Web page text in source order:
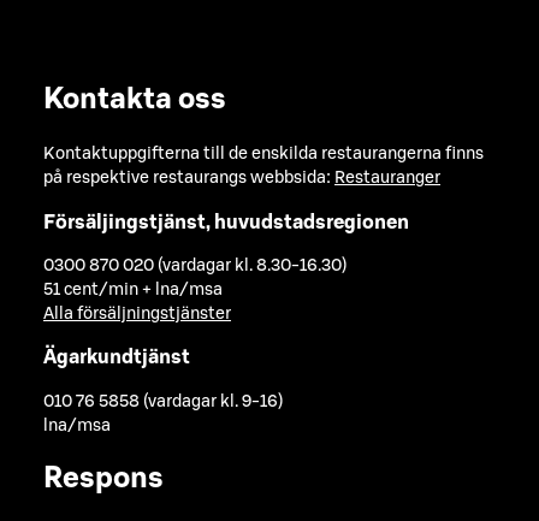
Kontakta oss
Kontaktuppgifterna till de enskilda restaurangerna finns
på respektive restaurangs webbsida: Restauranger
Försäljingstjänst, huvudstadsregionen
0300 870 020 (vardagar kl. 8.30-16.30)
51 cent/min + lna/msa
Alla försäljningstjänster
Ägarkundtjänst
010 76 5858 (vardagar kl. 9-16)
lna/msa
Respons